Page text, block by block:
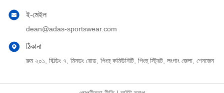
ই-মেইল
dean@adas-sportswear.com
ঠিকানা
রুম ২০১, বিল্ডিং ৭, মিনডং রোড, পিংহু কমিউনিটি, পিংহু স্ট্রিট, লংগাং জেলা, শেনজেন